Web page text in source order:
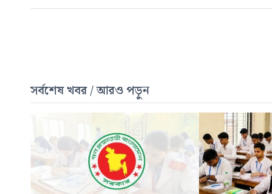
সর্বশেষ খবর / আরও পড়ুন